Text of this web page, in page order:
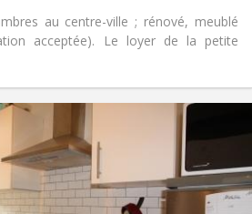
au centre-ville ; rénové, meublé
acceptée). Le loyer de la petite
Infos Pratiques
415 €
Charges:
135 €
Durée:
12 mois
Domiciliation:
Acceptée